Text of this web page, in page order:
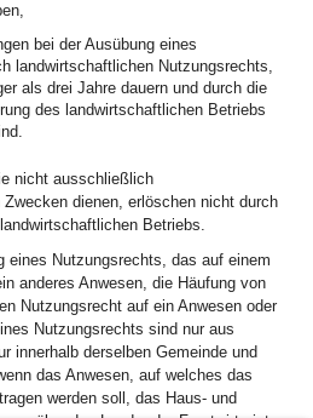
bei der Ausübung eines
landwirtschaftlichen Nutzungsrechts,
als drei Jahre dauern und durch die
des landwirtschaftlichen Betriebs
nicht ausschließlich
Zwecken dienen, erlöschen nicht durch
Betriebs.
eines Nutzungsrechts, das auf einem
anderes Anwesen, die Häufung von
Nutzungsrecht auf ein Anwesen oder
Nutzungsrechts sind nur aus
innerhalb derselben Gemeinde und
das Anwesen, auf welches das
werden soll, das Haus- und